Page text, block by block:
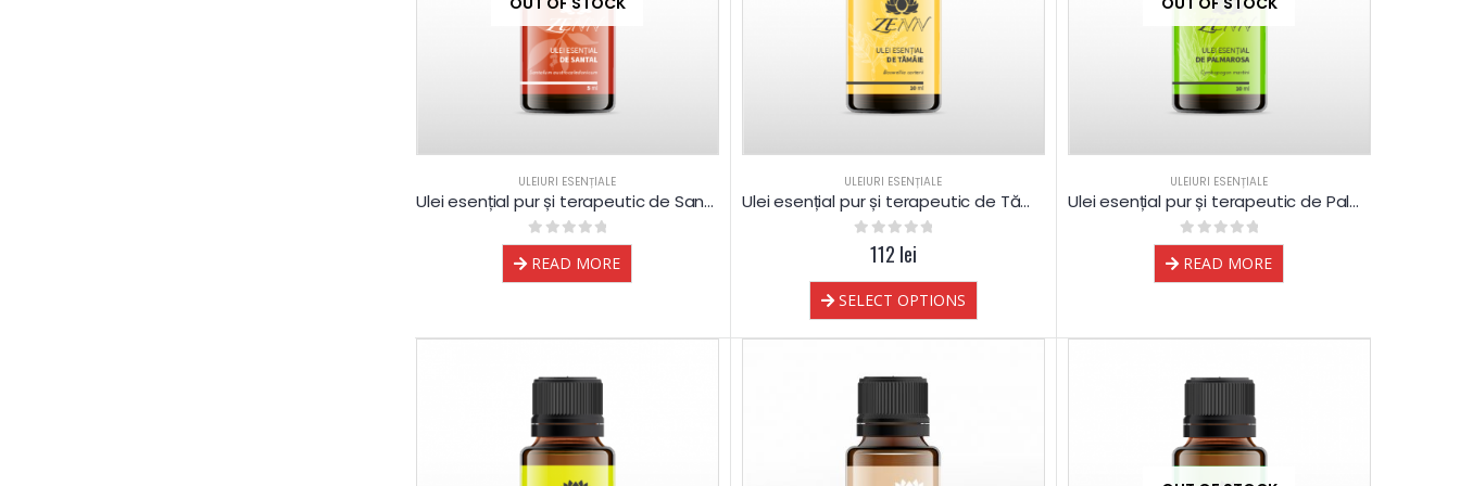
ULEIURI ESENȚIALE
Ulei esențial pur și terapeutic de Santal
0out of 5
READ MORE
ULEIURI ESENȚIALE
Ulei esențial pur și terapeutic de Tămâie
out of 5
112 lei
SELECT OPTIONS
ULEIURI ESENȚIALE
Ulei esențial pur și terapeutic de Palmarosa
0out of 5
READ MORE